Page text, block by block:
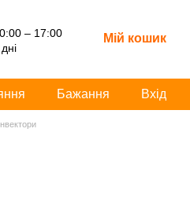
– 17:00
Мій кошик
Бажання Вхід